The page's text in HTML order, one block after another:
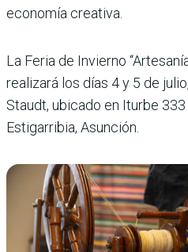
economía creativa.
La Feria de Invierno
realizará los días 4 y 5 de
Staudt, ubicado en Iturbe
Estigarribia, Asunción.